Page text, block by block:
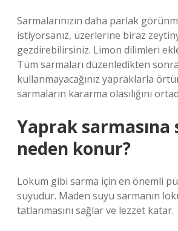
Sarmalarınızın daha parlak
istiyorsanız, üzerlerine biraz
gezdirebilirsiniz. Limon dilimleri
Tüm sarmaları düzenledikten
kullanmayacağınız yapraklarla
sarmaların kararma olasılığını
Yaprak sarmasına
neden konur?
Lokum gibi sarma için en önemli
suyudur. Maden suyu sarmanın
tatlanmasını sağlar ve lezzet katar.